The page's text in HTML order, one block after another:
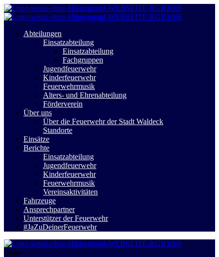
Abteilungen
Einsatzabteilung
Einsatzabteilung
Fachgruppen
Jugendfeuerwehr
Kinderfeuerwehr
Feuerwehrmusik
Alters- und Ehrenabteilung
Förderverein
Über uns
Über die Feuerwehr der Stadt Waldeck
Standorte
Einsätze
Berichte
Einsatzabteilung
Jugendfeuerwehr
Kinderfeuerwehr
Feuerwehrmusik
Vereinsaktivitäten
Fahrzeuge
Ansprechpartner
Unterstützer der Feuerwehr
#JaZuDeinerFeuerwehr
Close